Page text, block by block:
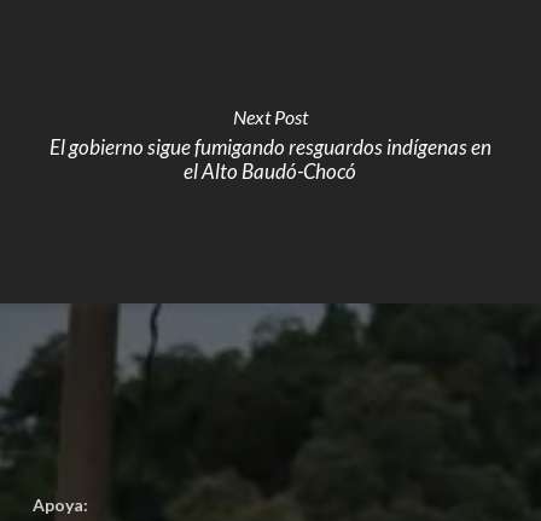
Next Post
El gobierno sigue fumigando resguardos indígenas en
el Alto Baudó-Chocó
Apoya: